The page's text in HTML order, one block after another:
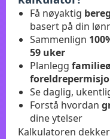
Få nøyaktig
basert på din
Sammenlign
59 uker
Planlegg
Se daglig,
Forstå hvordan
dine ytelser
Kalkulatoren